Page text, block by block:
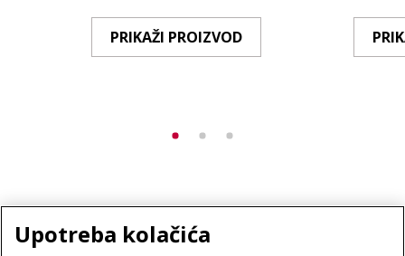
PRIKAŽI PROIZVOD
Upotreba kolačića